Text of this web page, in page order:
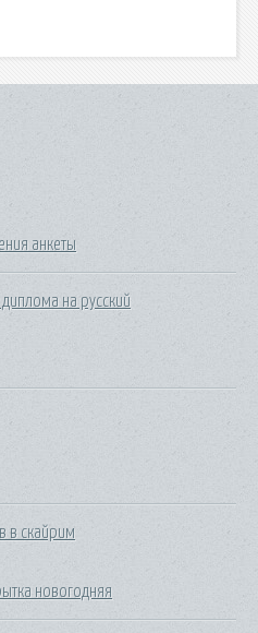
анкеты
на русский
в скайрим
новогодняя